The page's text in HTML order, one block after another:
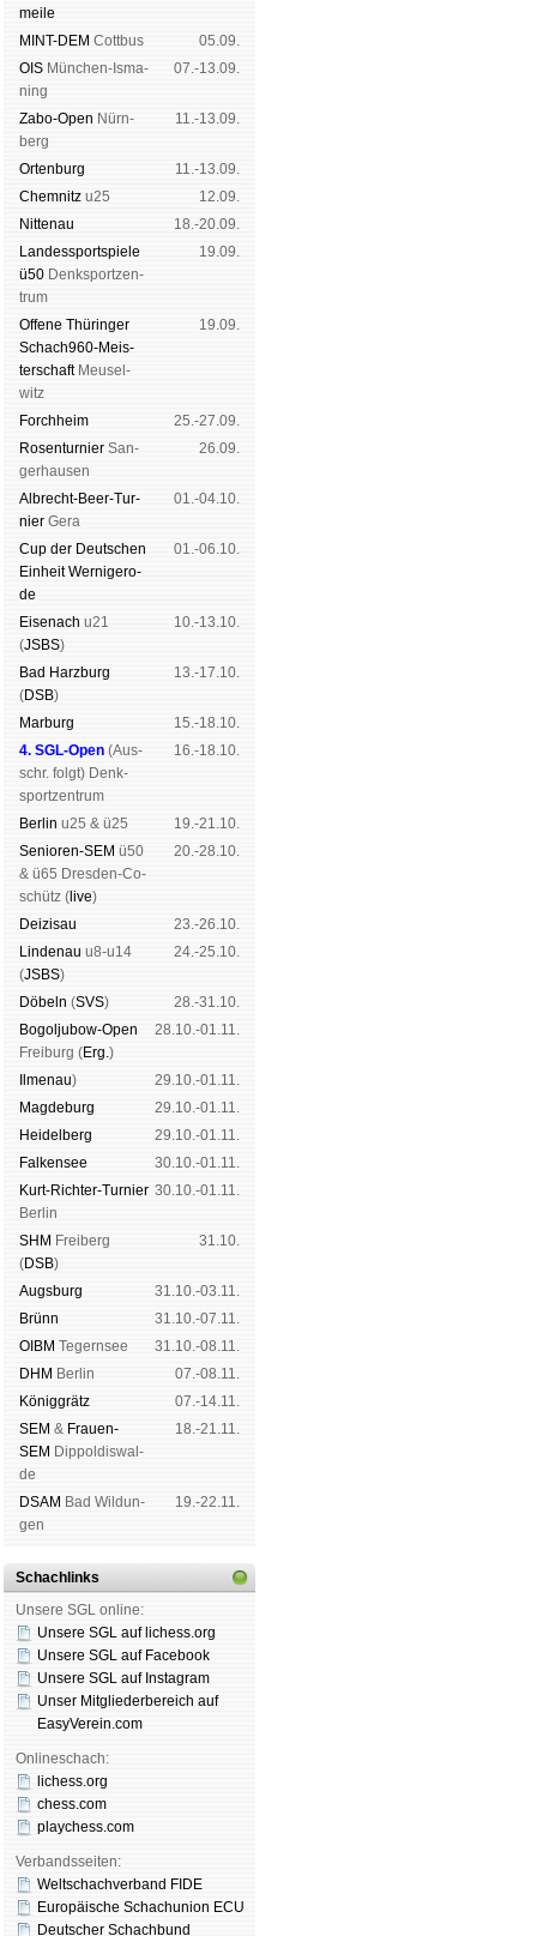
meile
MINT-DEM Cott­bus
05.09.
OIS Mün­chen-Is­ma­
ning
07.-13.09.
Zabo-Open Nürn­
berg
11.-13.09.
Orten­burg
11.-13.09.
Chem­nitz u25
12.09.
Nitte­nau
18.-20.09.
Landes­sport­spiele
ü50 Denk­sport­zen­
trum
19.09.
Offene Thü­rin­ger
Schach960-Meis­
ter­schaftMeu­sel­
witz
19.09.
Forch­heim
25.-27.09.
Rosen­tur­nier San­
ger­hau­sen
26.09.
Albrecht-Beer-Tur­
nier Ge­ra
01.-04.10.
Cup der Deut­schen
Ein­heit Wer­ni­ge­ro­
de
01.-06.10.
Eise­nach u21
(JSBS)
10.-13.10.
Bad Harz­burg
(DSB)
13.-17.10.
Mar­burg
15.-18.10.
4. SGL-Open (Aus­
schr. folgt) Denk­
sport­zen­trum
16.-18.10.
Ber­lin u25 & ü25
19.-21.10.
Senioren-SEM ü50
& ü65 Dres­den-Co­
schütz ( live)
20.-28.10.
Dei­zi­sau
23.-26.10.
Lin­de­nau u8-u14
(JSBS)
24.-25.10.
Dö­beln (SVS)
28.-31.10.
Bogoljubow-Open
Frei­burg (Erg.)
28.10.-01.11.
Il­me­nau)
29.10.-01.11.
Mag­de­burg
29.10.-01.11.
Hei­del­berg
29.10.-01.11.
Fal­ken­see
30.10.-01.11.
Kurt-Rich­ter-Tur­nier
Ber­lin
30.10.-01.11.
SHM Frei­berg
(DSB)
31.10.
Augs­burg
31.10.-03.11.
Brünn
31.10.-07.11.
OIBM Tegern­see
31.10.-08.11.
DHM Ber­lin
07.-08.11.
König­grätz
07.-14.11.
SEM & Frauen-
SEM Dip­pol­dis­wal­
de
18.-21.11.
DSAM Bad Wil­dun­
gen
19.-22.11.
Schachlinks
Unsere SGL online:
Unsere SGL auf li­chess.org
Unsere SGL auf Face­book
Unsere SGL auf Insta­gram
Unser Mitgliederbereich auf
EasyVerein.com
Onlineschach:
lichess.org
chess.com
playchess.com
Verbandsseiten:
Weltschachverband FIDE
Europäische Schachunion ECU
Deutscher Schachbund